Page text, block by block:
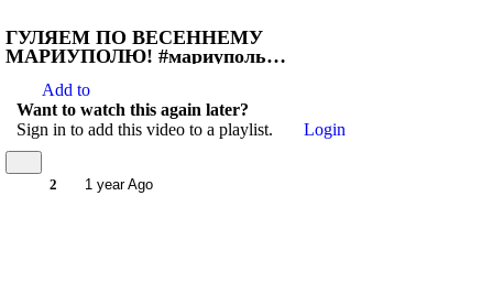
ГУЛЯЕМ ПО ВЕСЕННЕМУ
МАРИУПОЛЮ! #мариуполь
Add to
Want to watch this again later?
Sign in to add this video to a playlist.
Login
2 1 year Ago